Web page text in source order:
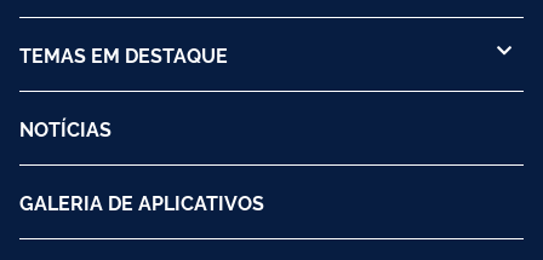
TEMAS EM DESTAQUE
NOTÍCIAS
GALERIA DE APLICATIVOS